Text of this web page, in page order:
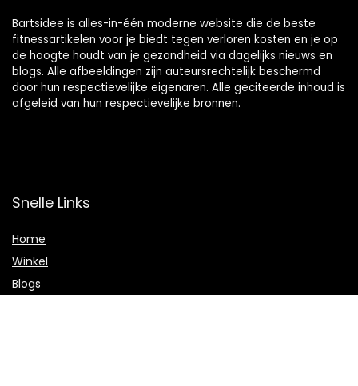
Bartsidee is alles-in-één moderne website die de beste
fitnessartikelen voor je biedt tegen verloren kosten en je op
de hoogte houdt van je gezondheid via dagelijks nieuws en
blogs. Alle afbeeldingen zijn auteursrechtelijk beschermd
door hun respectievelijke eigenaren. Alle geciteerde inhoud is
afgeleid van hun respectievelijke bronnen.
Snelle Links
Home
Winkel
Blogs